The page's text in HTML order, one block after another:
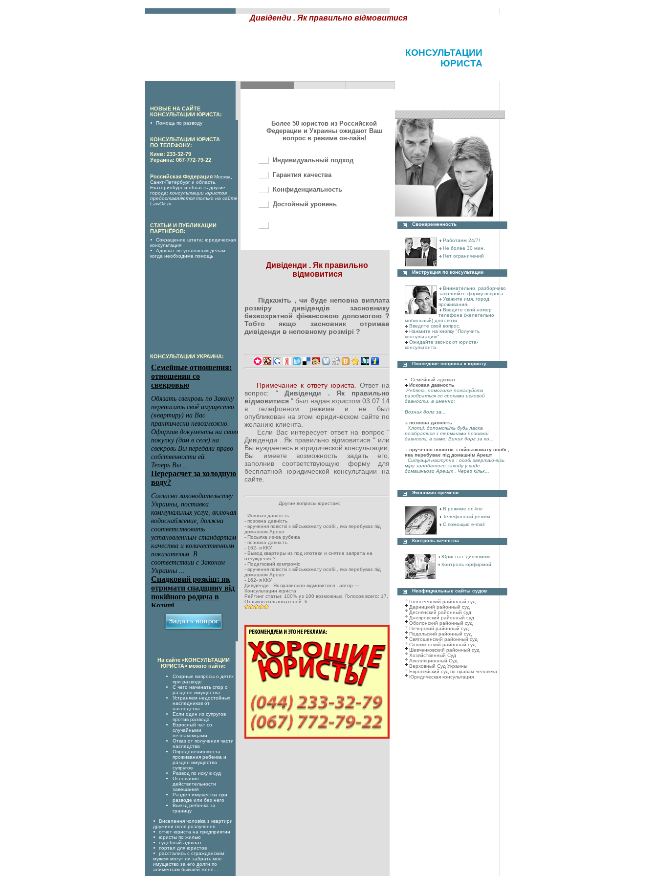
Дивіденди . Як правильно відмовитися
КОНСУЛЬТАЦИИ
ЮРИСТА
НОВЫЕ НА САЙТЕ
КОНСУЛЬТАЦИИ ЮРИСТА:
Помощь по разводу
КОНСУЛЬТАЦИИ ЮРИСТА
ПО ТЕЛЕФОНУ:
Киев: 233-32-79
Украина: 067-772-79-22
Российская Федерация Москва,
Санкт-Петербург и область,
Екатеринбург и область другие
города: консультации юристов
предоставляются только на сайте
LawOk.ru
СТАТЬИ И ПУБЛИКАЦИИ
ПАРТНЁРОВ:
Сокращение штата: юридическая
консультация
Адвокат по уголовным делам:
когда необходима помощь
КОНСУЛЬТАЦИИ УКРАИНА:
Более 50 юристов из Российской
Федерации и Украины ожидают Ваш
вопрос в режиме он-лайн!
Индивидуальный подход
Гарантия качества
Конфиденциальность
Достойный уровень
Дивіденди . Як правильно
відмовитися
Підкажіть , чи буде неповна виплата
розміру дивідендів засновнику
безвозратной фінансовою допомогою ?
Тобто якщо засновник отримав
дивіденди в неповному розмірі ?
Примечание к ответу юриста. Ответ на
вопрос: "Дивіденди . Як правильно
відмовитися" был надан юристом 03.07.14
в телефонном режиме и не был
опубликован на этом юридическом сайте по
желанию клиента.
Если Вас интересует ответ на вопрос "
Дивіденди . Як правильно відмовитися " или
Вы нуждаетесь в юридической консультации,
Вы имеете возможность задать его,
заполнив соответствующую форму для
бесплатной юридической консультации на
сайте.
Другие вопросы юристам:
- Исковая давность
- позовна давність
- вручення повісткі з військкомату особі , яка перебуває під
домашнім Арешт
- Посылка из-за рубежа
- позовна давність
- 162- я ККУ
- Вывод квартиры из под ипотеки и снятие запрета на
отчуждение?
- Податковий компроміс
- вручення повісткі з військкомату особі , яка перебуває під
домашнім Арешт
- 162- я ККУ
Дивіденди . Як правильно відмовитися , автор —
Консультации юриста
Рейтинг статьи: 100% из 100 возможных. Голосов всего: 17.
Отзывов пользователей: 6.
Своевременность
Работаем 24/7!
Не более 30 мин.
Нет ограничений
Инструкция по консультации
Внимательно, разборчиво
заполняйте форму вопроса.
Укажите имя, город
проживания.
Введите свой номер
телефона (желательно
мобильный) для связи.
Введите свой вопрос.
Нажмите на кнопку "Получить
консультацию".
Ожидайте звонок от юриста-
консультанта.
Последние вопросы к юристу:
Семейный адвокат
Исковая давность
Ребята, помогите пожалуйста
разобраться со сроками исковой
давности, а именно:
Возник долг за...
позовна давність
Хлопці, допоможіть будь ласка
розібратися з термінами позовної
давності, а саме: Виник борг за ко...
вручення повісткі з військкомату особі ,
яка перебуває під домашнім Арешт
Ситуація наступна : особі звертаючись
міру запобіжного заходу у виде
домашнього Арешт . Через кільк...
Экономия времени
В режиме on-line
Телефонный режим
С помощью e-mail
Контроль качества
Юристы с дипломом
Контроль юрфирмой
Неофициальные сайты судов
Голосеевский районный cуд
Дарницкий районный cуд
Деснянский районный cуд
Днепровский районный cуд
Оболонский районный суд
Печерский районный cуд
Подольский районный cуд
Святошенский районный cуд
Соломенский районный cуд
Шевченковский районный cуд
Хозяйственный Суд
Апелляционный Суд
Верховный Суд Украины
Европейский суд по правам человека
Юридическая консультация
На сайте «КОНСУЛЬТАЦИИ
ЮРИСТА» можно найти:
Спорные вопросы о детях
при разводе
С чего начинать спор о
разделе имущества
Устраняем недостойных
наследников от
наследства
Если один из супругов
против развода
Взрослый чат со
случайными
незнакомцами
Отказ от получения части
наследства
Определения места
проживания ребенка и
раздел имущества
супругов
Развод по иску в суд
Основания
действительности
завещания
Раздел имущества при
разводе или без него
Выезд ребенка за
границу
Виселення чоловіка з квартири
дружини після розлучення
отчет юриста на предприятии
юристы по жилью
судебный адвокат
портал для юристов
расстались с сгражданским
мужем могут ли забрать мое
имущество за его долги по
алиментам бывшей жене...